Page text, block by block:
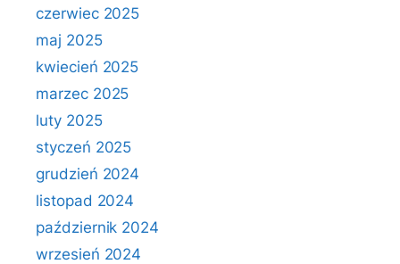
czerwiec 2025
maj 2025
kwiecień 2025
marzec 2025
luty 2025
styczeń 2025
grudzień 2024
listopad 2024
październik 2024
wrzesień 2024